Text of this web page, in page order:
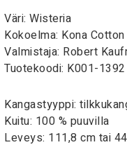
Väri: Wisteria
Kokoelma: Kona Cotton
Valmistaja: Robert
Tuotekoodi: K001-1392
Kangastyyppi:
Kuitu: 100 % puuvilla
Leveys: 111,8 cm tai